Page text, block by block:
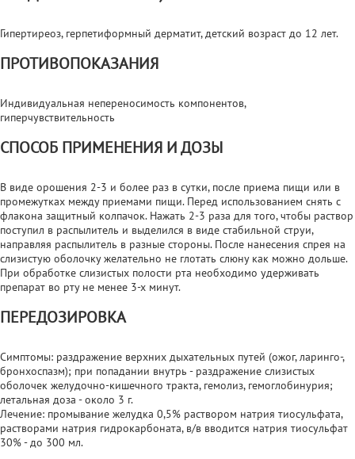
Гипертиреоз, герпетиформный дерматит, детский возраст до 12 лет.
ПРОТИВОПОКАЗАНИЯ
Индивидуальная непереносимость компонентов,
гиперчувствительность
СПОСОБ ПРИМЕНЕНИЯ И ДОЗЫ
В виде орошения 2-3 и более раз в сутки, после приема пищи или в
промежутках между приемами пищи. Перед использованием снять с
флакона защитный колпачок. Нажать 2-3 раза для того, чтобы раствор
поступил в распылитель и выделился в виде стабильной струи,
направляя распылитель в разные стороны. После нанесения спрея на
слизистую оболочку желательно не глотать слюну как можно дольше.
При обработке слизистых полости рта необходимо удерживать
препарат во рту не менее 3-х минут.
ПЕРЕДОЗИРОВКА
Симптомы: раздражение верхних дыхательных путей (ожог, ларинго-,
бронхоспазм); при попадании внутрь - раздражение слизистых
оболочек желудочно-кишечного тракта, гемолиз, гемоглобинурия;
летальная доза - около 3 г.
Лечение: промывание желудка 0,5% раствором натрия тиосульфата,
растворами натрия гидрокарбоната, в/в вводится натрия тиосульфат
30% - до 300 мл.